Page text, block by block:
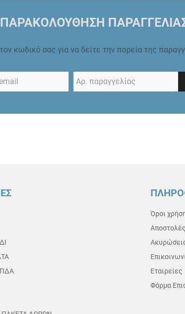
ΠΑΡΑΚΟΛΟΥΘΗΣΗ
κωδικό σας για να δείτε την πορεία της
Όροι
Εταιρείες
Φόρμα